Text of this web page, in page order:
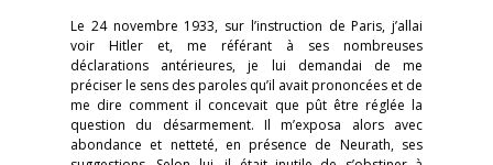
Le 24 novembre 1933, sur l’instruction de Paris, j’allai
voir Hitler et, me référant à ses nombreuses
déclarations antérieures, je lui demandai de me
préciser le sens des paroles qu’il avait prononcées et de
me dire comment il concevait que pût être réglée la
question du désarmement. Il m’exposa alors avec
abondance et netteté, en présence de Neurath, ses